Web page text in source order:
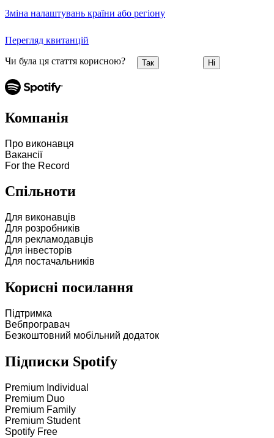
Зміна налаштувань країни або регіону
Перегляд квитанцій
Чи була ця стаття корисною? Так Ні
Компанія
Про виконавця
Вакансії
For the Record
Спільноти
Для виконавців
Для розробників
Для рекламодавців
Для інвесторів
Для постачальників
Корисні посилання
Підтримка
Вебпрогравач
Безкоштовний мобільний додаток
Підписки Spotify
Premium Individual
Premium Duo
Premium Family
Premium Student
Spotify Free